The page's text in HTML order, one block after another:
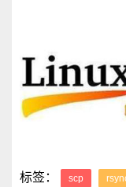
标签：
scp